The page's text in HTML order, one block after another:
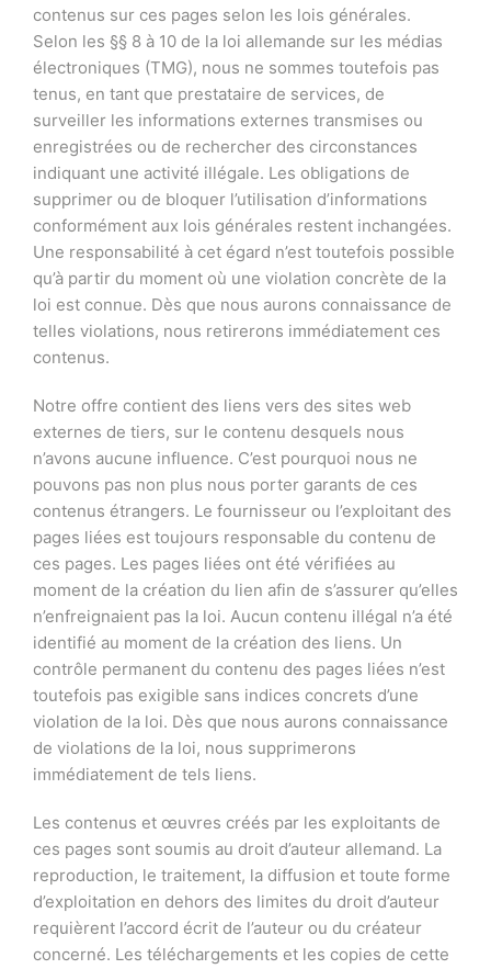
contenus sur ces pages selon les lois générales.
Selon les §§ 8 à 10 de la loi allemande sur les médias
électroniques (TMG), nous ne sommes toutefois pas
tenus, en tant que prestataire de services, de
surveiller les informations externes transmises ou
enregistrées ou de rechercher des circonstances
indiquant une activité illégale. Les obligations de
supprimer ou de bloquer l’utilisation d’informations
conformément aux lois générales restent inchangées.
Une responsabilité à cet égard n’est toutefois possible
qu’à partir du moment où une violation concrète de la
loi est connue. Dès que nous aurons connaissance de
telles violations, nous retirerons immédiatement ces
contenus.
Notre offre contient des liens vers des sites web
externes de tiers, sur le contenu desquels nous
n’avons aucune influence. C’est pourquoi nous ne
pouvons pas non plus nous porter garants de ces
contenus étrangers. Le fournisseur ou l’exploitant des
pages liées est toujours responsable du contenu de
ces pages. Les pages liées ont été vérifiées au
moment de la création du lien afin de s’assurer qu’elles
n’enfreignaient pas la loi. Aucun contenu illégal n’a été
identifié au moment de la création des liens. Un
contrôle permanent du contenu des pages liées n’est
toutefois pas exigible sans indices concrets d’une
violation de la loi. Dès que nous aurons connaissance
de violations de la loi, nous supprimerons
immédiatement de tels liens.
Les contenus et œuvres créés par les exploitants de
ces pages sont soumis au droit d’auteur allemand. La
reproduction, le traitement, la diffusion et toute forme
d’exploitation en dehors des limites du droit d’auteur
requièrent l’accord écrit de l’auteur ou du créateur
concerné. Les téléchargements et les copies de cette